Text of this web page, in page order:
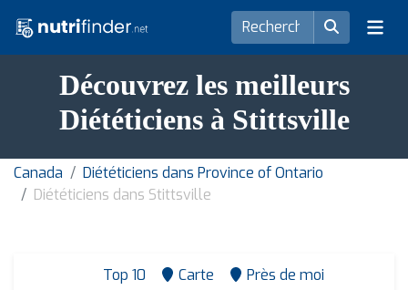
Découvrez les meilleurs
Diététiciens à Stittsville
Canada
Diététiciens dans Province of Ontario
Diététiciens dans Stittsville
Top 10 Carte Près de moi